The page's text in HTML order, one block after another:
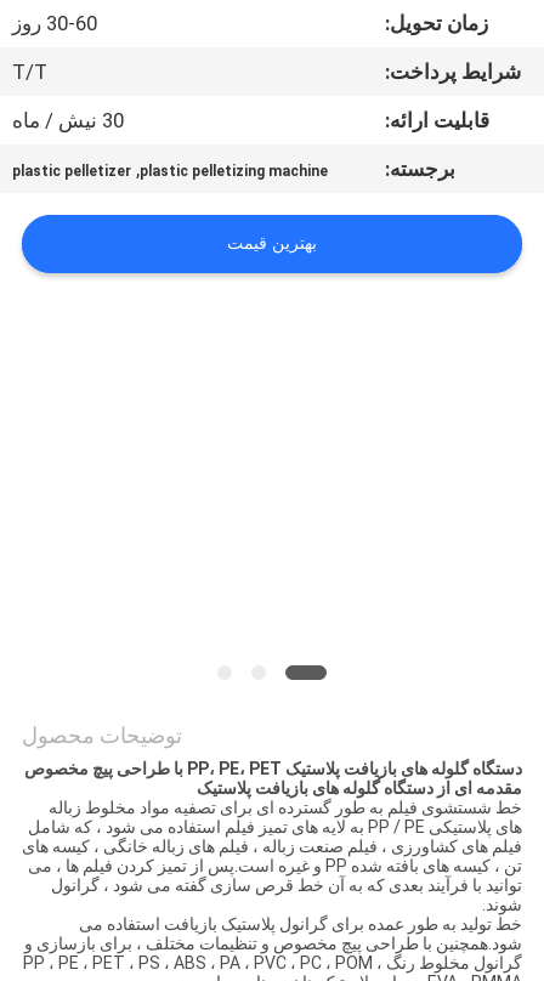
کنترل
کیفیت
تماس
بگیرید
PRIVACY
POLICY
زمان تحویل:
30-60 روز
شرایط پرداخت:
T/T
قابلیت ارائه:
30 نیش / ماه
برجسته:
plastic pelletizing machine
,
plastic pelletizer
بهترین قیمت
توضیحات محصول
دستگاه گلوله های بازیافت پلاستیک PP، PE، PET با طراحی پیچ مخصوص
مقدمه ای از دستگاه گلوله های بازیافت پلاستیک
خط شستشوی فیلم به طور گسترده ای برای تصفیه مواد مخلوط زباله
های پلاستیکی PP / PE به لایه های تمیز فیلم استفاده می شود ، که شامل
فیلم های کشاورزی ، فیلم صنعت زباله ، فیلم های زباله خانگی ، کیسه های
تن ، کیسه های بافته شده PP و غیره است.پس از تمیز کردن فیلم ها ، می
توانید با فرآیند بعدی که به آن خط قرص سازی گفته می شود ، گرانول
شوند.
خط تولید به طور عمده برای گرانول پلاستیک بازیافت استفاده می
شود.همچنین با طراحی پیچ مخصوص و تنظیمات مختلف ، برای بازسازی و
گرانول مخلوط رنگ PP ، PE ، PET ، PS ، ABS ، PA ، PVC ، PC ، POM ،